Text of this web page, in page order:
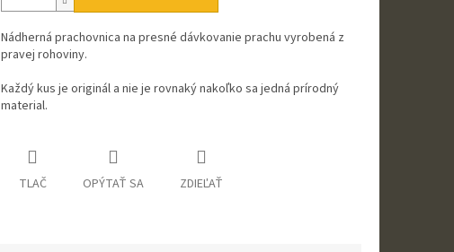
Nádherná prachovnica na presné dávkovanie prachu vyrobená z
pravej rohoviny.
Každý kus je originál a nie je rovnaký nakoľko sa jedná prírodný
material.
TLAČ OPÝTAŤ SA ZDIEĽAŤ